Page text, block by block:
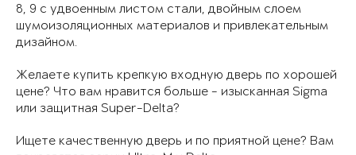
8, 9 с удвоенным листом стали, двойным слоем
шумоизоляционных материалов и привлекательным
дизайном.
Желаете купить крепкую входную дверь по хорошей
цене? Что вам нравится больше - изысканная Sigma
или защитная Super-Delta?
Ищете качественную дверь и по приятной цене? Вам